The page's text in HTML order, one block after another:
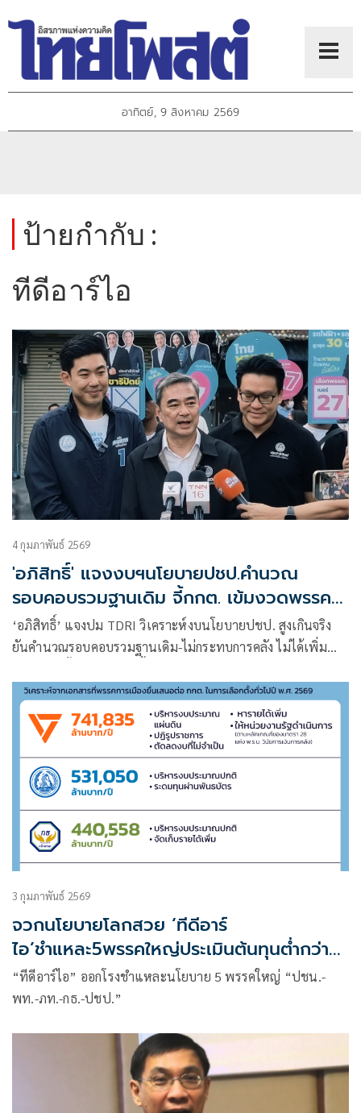
อาทิตย์, 9 สิงหาคม 2569
ป้ายกำกับ :
ทีดีอาร์ไอ
4 กุมภาพันธ์ 2569
'อภิสิทธิ์' แจงงบฯนโยบายปชป.คำนวณ
รอบคอบรวมฐานเดิม จี้กกต. เข้มงวดพรรค
เลี่ยงสำแดงงบฯ
‘อภิสิทธิ์’ แจงปม TDRI วิเคราะห์งบนโยบายปชป. สูงเกินจริง
ยันคำนวณรอบคอบรวมฐานเดิม-ไม่กระทบการคลัง ไม่ได้เพิ่ม
3 กุมภาพันธ์ 2569
จวกนโยบายโลกสวย ‘ทีดีอาร์
ไอ’ชำแหละ5พรรคใหญ่ประเมินต้นทุนต่ำกว่า
จริง
“ทีดีอาร์ไอ” ออกโรงชำแหละนโยบาย 5 พรรคใหญ่ “ปชน.-
พท.-ภท.-กธ.-ปชป.”